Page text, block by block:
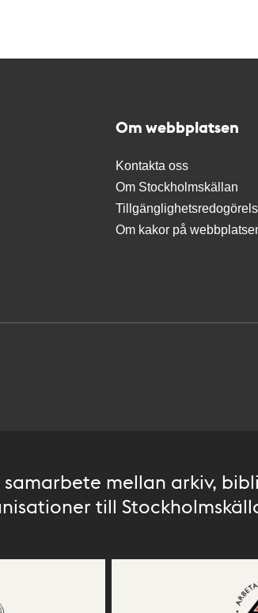
Om webbplatsen
Kontakta oss
Om Stockholmskällan
Om kakor på
mellan arkiv,
till